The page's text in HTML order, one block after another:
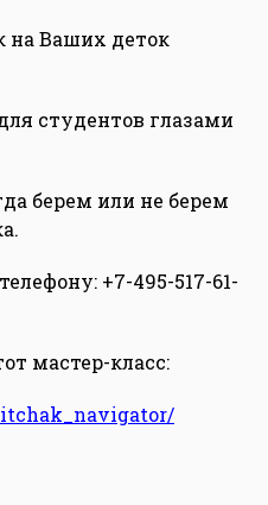
на Ваших деток
студентов глазами
берем или не берем
+7-495-517-61-
мастер-класс: